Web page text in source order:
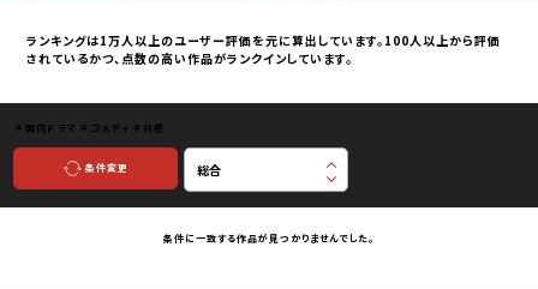
ランキングは1万人以上のユーザー評価を元に算出しています。100人以上から評価
されているかつ、点数の高い作品がランクインしています。
＃国内ドラマ ＃コメディ ＃共感
条件変更
条件に一致する作品が見つかりませんでした。